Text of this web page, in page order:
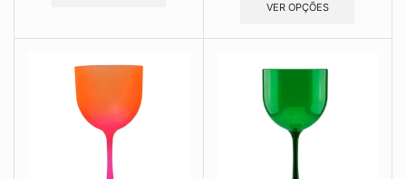
VER OPÇÕES